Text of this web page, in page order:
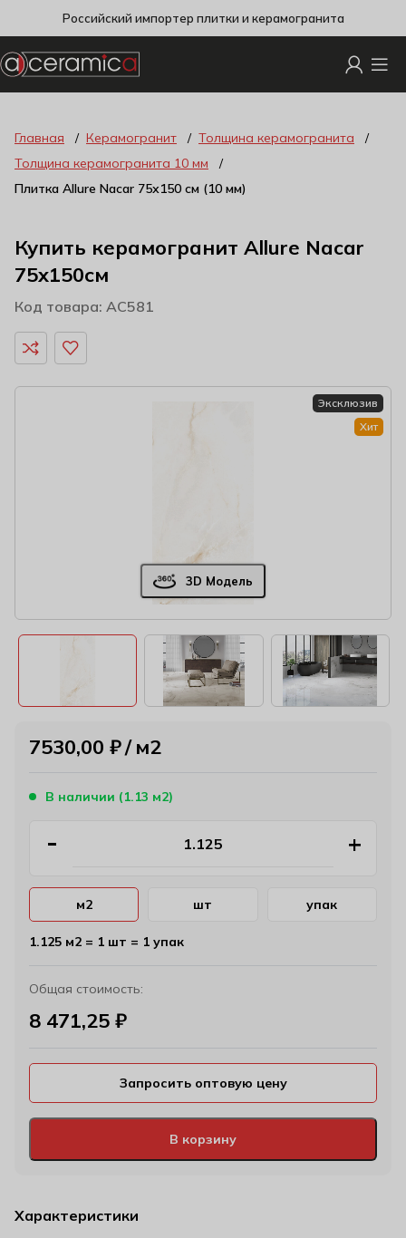
Российский импортер плитки и керамогранита
Главная Керамогранит
Толщина керамогранита
Толщина керамогранита 10 мм
Плитка Allure Nacar 75х150 см (10 мм)
Купить керамогранит Allure Nacar
75x150см
Код товара: AC581
3D Модель
Эксклюзив
Хит
Характеристики
7530,00 ₽ м2
В наличии (1.13 м2)
В корзину
м2 шт упак
1.125 м2 = 1 шт = 1 упак
Общая стоимость:
8 471,25 ₽
Запросить оптовую цену